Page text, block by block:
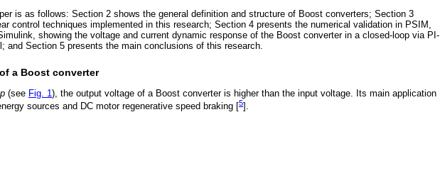
is as follows: Section 2 shows the general definition and structure of Boost converters; Section 3
control techniques implemented in this research; Section 4 presents the numerical validation in PSIM,
showing the voltage and current dynamic response of the Boost converter in a closed-loop via PI-
and Section 5 presents the main conclusions of this research.
a Boost converter
(see Fig. 1), the output voltage of a Boost converter is higher than the input voltage. Its main application
sources and DC motor regenerative speed braking [5].